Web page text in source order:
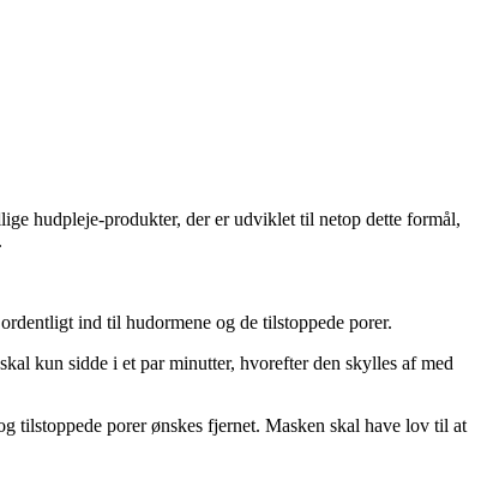
hudpleje-produkter, der er udviklet til netop dette formål,
ind til hudormene og de tilstoppede porer.
kun sidde i et par minutter, hvorefter den skylles af med
tilstoppede porer ønskes fjernet. Masken skal have lov til at